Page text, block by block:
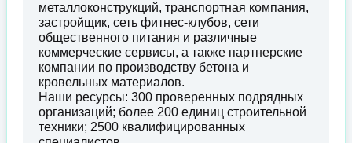
металлоконструкций, транспортная компания,
застройщик, сеть фитнес-клубов, сети
общественного питания и различные
коммерческие сервисы, а также партнерские
компании по производству бетона и
кровельных материалов.
Наши ресурсы: 300 проверенных подрядных
организаций; более 200 единиц строительной
техники; 2500 квалифицированных